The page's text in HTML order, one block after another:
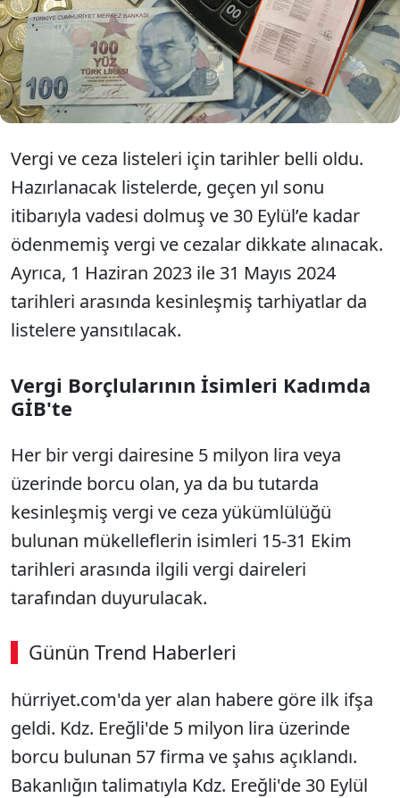
cezalara ilişkin önemli bir adım attı. Vadesi
geçmiş ve henüz ödenmemiş borçlar listeler
halinde ifşa edilecek.
Vergi ve ceza listeleri için tarihler belli oldu.
Hazırlanacak listelerde, geçen yıl sonu
itibarıyla vadesi dolmuş ve 30 Eylül’e kadar
ödenmemiş vergi ve cezalar dikkate alınacak.
Ayrıca, 1 Haziran 2023 ile 31 Mayıs 2024
tarihleri arasında kesinleşmiş tarhiyatlar da
listelere yansıtılacak.
Vergi Borçlularının İsimleri Kadımda
GİB'te
Her bir vergi dairesine 5 milyon lira veya
üzerinde borcu olan, ya da bu tutarda
kesinleşmiş vergi ve ceza yükümlülüğü
bulunan mükelleflerin isimleri 15-31 Ekim
tarihleri arasında ilgili vergi daireleri
tarafından duyurulacak.
Günün Trend Haberleri
hürriyet.com'da yer alan habere göre ilk ifşa
geldi. Kdz. Ereğli'de 5 milyon lira üzerinde
borcu bulunan 57 firma ve şahıs açıklandı.
Bakanlığın talimatıyla Kdz. Ereğli'de 30 Eylül